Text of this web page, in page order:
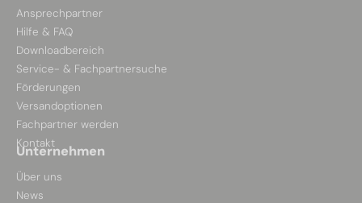
Ansprechpartner
Hilfe & FAQ
Downloadbereich
Service- & Fachpartnersuche
Förderungen
Versandoptionen
Fachpartner werden
Kontakt
Unternehmen
Über uns
News